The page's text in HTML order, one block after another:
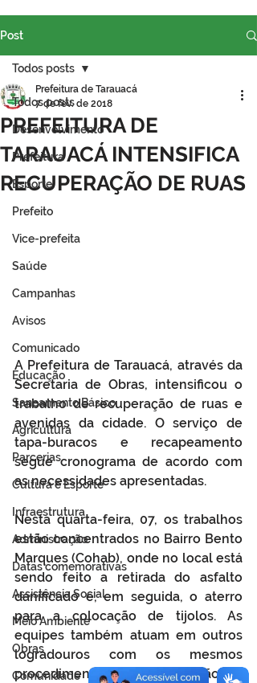
Post
Todos posts
Desenvolvimento
Prefeitura
Esporte
Prefeito
Vice-prefeita
Saúde
Campanhas
Avisos
Comunicado
Educação
Saneamento Básico
Agricultura
Parcerias
Cultura e Esporte
Infraestrutura
Administração
Datas comemorativas
Assistência Social
Meio Ambiente
Obras
Comunidade
Todos posts
PREFEITURA DE
TARAUACÁ INTENSIFICA
RECUPERAÇÃO DE RUAS
Prefeitura de Tarauacá
7 de fev. de 2018
A Prefeitura de Tarauacá, através da
Secretaria de Obras, intensificou o
trabalho de recuperação de ruas e
avenidas da cidade. O serviço de
tapa-buracos e recapeamento
segue cronograma de acordo com
as necessidades apresentadas.
Nesta quarta-feira, 07, os trabalhos
estão concentrados no Bairro Bento
Marques (Cohab), onde no local está
sendo feito a retirada do asfalto
danificado e, em seguida, o aterro
para a colocação de tijolos. As
equipes também atuam em outros
logradouros com os mesmos
procedimentos de recuperação de